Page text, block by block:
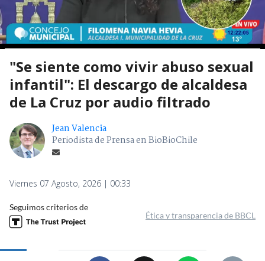
"Se siente como vivir abuso sexual
infantil": El descargo de alcaldesa
de La Cruz por audio filtrado
Jean Valencia
Periodista de Prensa en BioBioChile
Viernes 07 Agosto, 2026 | 00:33
Seguimos criterios de
Ética y transparencia de BBCL